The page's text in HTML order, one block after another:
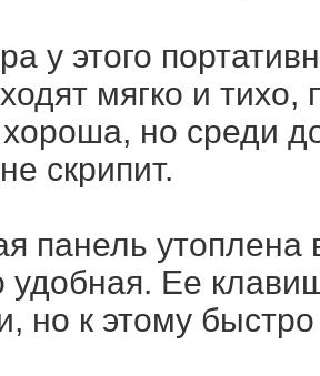
у этого
мягко и тихо,
но среди
скрипит.
панель утоплена
удобная. Ее
но к этому